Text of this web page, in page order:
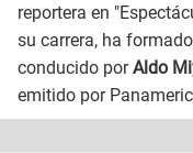
reportera en
su carrera, ha
conducido porAldo
emitido por